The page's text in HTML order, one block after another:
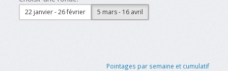
22 janvier - 26 février 5 mars - 16 avril
Pointages par semaine et cumulatif